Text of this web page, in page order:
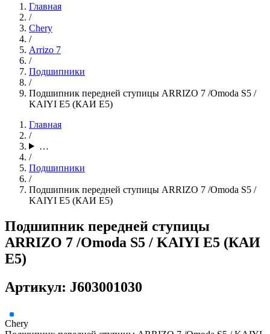
Главная
/
Chery
/
Arrizo 7
/
Подшипники
/
Подшипник передней ступицы ARRIZO 7 /Omoda S5 /
KAIYI E5 (КАИ E5)
Главная
/
…
/
Подшипники
/
Подшипник передней ступицы ARRIZO 7 /Omoda S5 /
KAIYI E5 (КАИ E5)
Подшипник передней ступицы
ARRIZO 7 /Omoda S5 / KAIYI E5 (КАИ
E5)
Артикул: J603001030
Chery